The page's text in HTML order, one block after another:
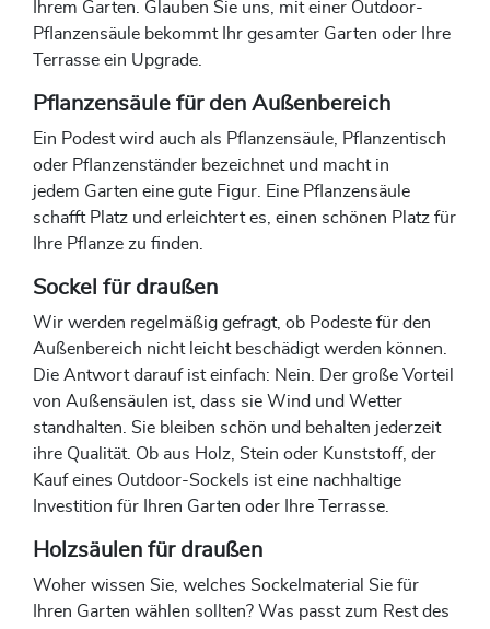
Ihrem Garten. Glauben Sie uns, mit einer Outdoor-
Pflanzensäule bekommt Ihr gesamter Garten oder Ihre
Terrasse ein Upgrade.
Pflanzensäule für den Außenbereich
Ein Podest wird auch als Pflanzensäule, Pflanzentisch
oder Pflanzenständer bezeichnet und macht in
jedem Garten eine gute Figur. Eine Pflanzensäule
schafft Platz und erleichtert es, einen schönen Platz für
Ihre Pflanze zu finden.
Sockel für draußen
Wir werden regelmäßig gefragt, ob Podeste für den
Außenbereich nicht leicht beschädigt werden können.
Die Antwort darauf ist einfach: Nein. Der große Vorteil
von Außensäulen ist, dass sie Wind und Wetter
standhalten. Sie bleiben schön und behalten jederzeit
ihre Qualität. Ob aus Holz, Stein oder Kunststoff, der
Kauf eines Outdoor-Sockels ist eine nachhaltige
Investition für Ihren Garten oder Ihre Terrasse.
Holzsäulen für draußen
Woher wissen Sie, welches Sockelmaterial Sie für
Ihren Garten wählen sollten? Was passt zum Rest des